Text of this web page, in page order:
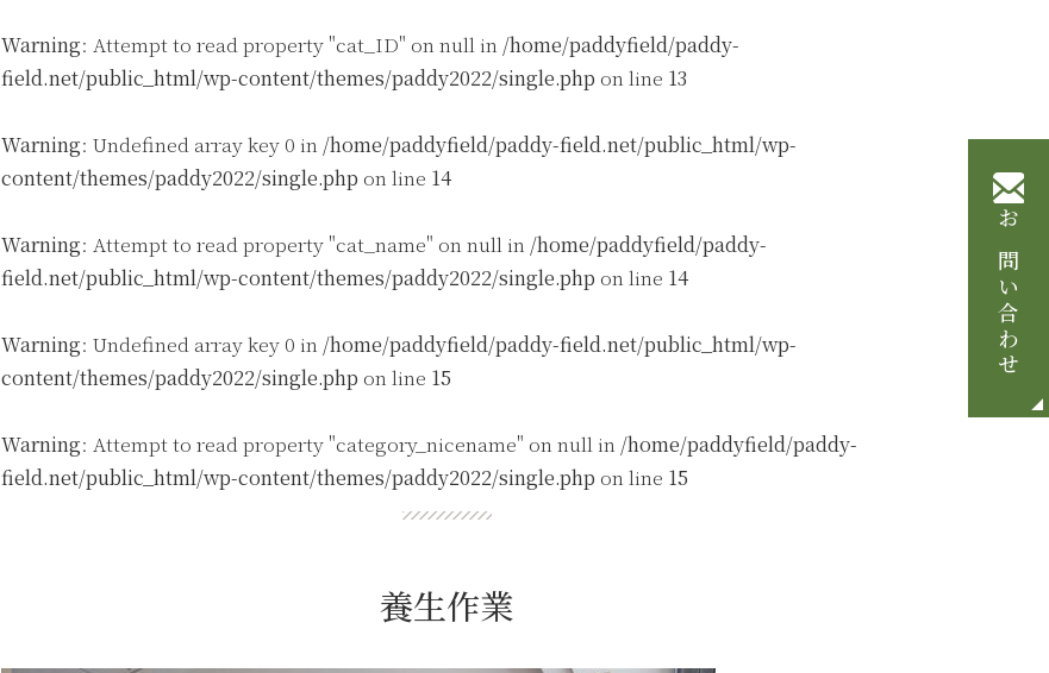
お問い合わせ
Warning: Attempt to read property "cat_ID" on null in /home/paddyfield/paddy-
field.net/public_html/wp-content/themes/paddy2022/single.php on line 13
Warning: Undefined array key 0 in /home/paddyfield/paddy-field.net/public_html/wp-
content/themes/paddy2022/single.php on line 14
Warning: Attempt to read property "cat_name" on null in /home/paddyfield/paddy-
field.net/public_html/wp-content/themes/paddy2022/single.php on line 14
Warning: Undefined array key 0 in /home/paddyfield/paddy-field.net/public_html/wp-
content/themes/paddy2022/single.php on line 15
Warning: Attempt to read property "category_nicename" on null in /home/paddyfield/paddy-
field.net/public_html/wp-content/themes/paddy2022/single.php on line 15
養生作業